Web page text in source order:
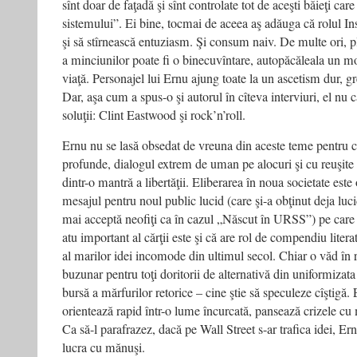
sînt doar de faţadă şi sînt controlate tot de aceşti băieţi
sistemului”. Ei bine, tocmai de aceea aş adăuga că rolul
şi să stîrnească entuziasm. Şi consum naiv. De multe ori,
a minciunilor poate fi o binecuvîntare, autopăcăleala un
viaţă. Personajel lui Ernu ajung toate la un ascetism dur,
Dar, aşa cum a spus-o şi autorul în cîteva interviuri, el nu
soluţii: Clint Eastwood şi rock’n’roll.
Ernu nu se lasă obsedat de vreuna din aceste teme pentru
profunde, dialogul extrem de uman pe alocuri şi cu
dintr-o mantră a libertăţii. Eliberarea în noua societate este
mesajul pentru noul public lucid (care şi-a obţinut deja
mai acceptă neofiţi ca în cazul „Născut în URSS”) pe
atu important al cărţii este şi că are rol de compendiu
al marilor idei incomode din ultimul secol. Chiar o văd în
buzunar pentru toţi doritorii de alternativă din
bursă a mărfurilor retorice – cine ştie să speculeze
orientează rapid într-o lume încurcată, pansează crizele
Ca să-l parafrazez, dacă pe Wall Street s-ar trafica idei,
lucra cu mănuşi.